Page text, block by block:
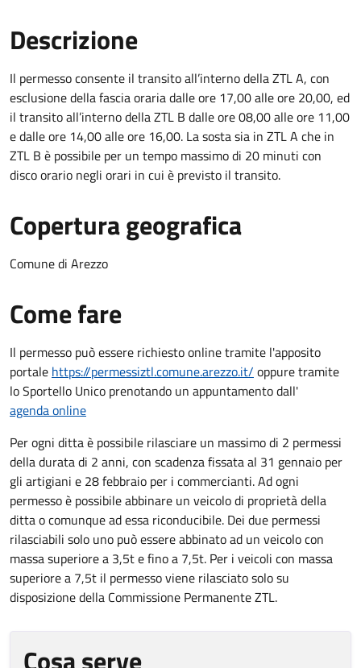
Descrizione
Il permesso consente il transito all’interno della ZTL A, con
esclusione della fascia oraria dalle ore 17,00 alle ore 20,00, ed
il transito all’interno della ZTL B dalle ore 08,00 alle ore 11,00
e dalle ore 14,00 alle ore 16,00. La sosta sia in ZTL A che in
ZTL B è possibile per un tempo massimo di 20 minuti con
disco orario negli orari in cui è previsto il transito.
Copertura geografica
Comune di Arezzo
Come fare
Il permesso può essere richiesto online tramite l'apposito
portale https://permessiztl.comune.arezzo.it/ oppure tramite
lo Sportello Unico prenotando un appuntamento dall'
agenda online
Per ogni ditta è possibile rilasciare un massimo di 2 permessi
della durata di 2 anni, con scadenza fissata al 31 gennaio per
gli artigiani e 28 febbraio per i commercianti. Ad ogni
permesso è possibile abbinare un veicolo di proprietà della
ditta o comunque ad essa riconducibile. Dei due permessi
rilasciabili solo uno può essere abbinato ad un veicolo con
massa superiore a 3,5t e fino a 7,5t. Per i veicoli con massa
superiore a 7,5t il permesso viene rilasciato solo su
disposizione della Commissione Permanente ZTL.